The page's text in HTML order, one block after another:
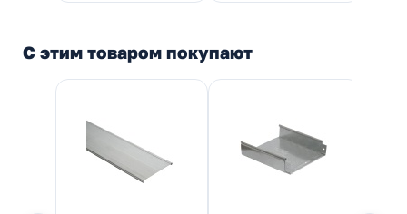
С этим товаром покупают